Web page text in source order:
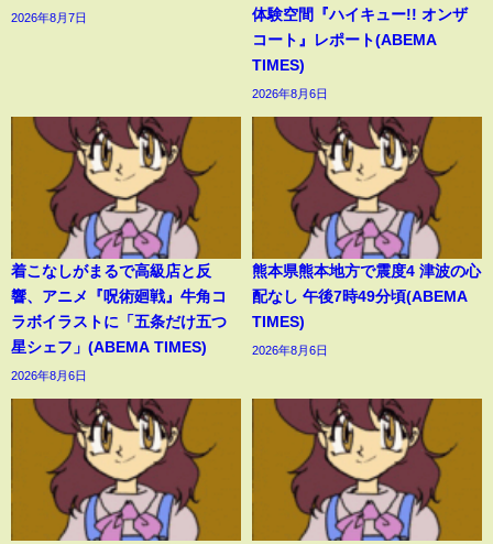
2026年8月7日
体験空間『ハイキュー!! オンザ
コート』レポート(ABEMA
TIMES)
2026年8月6日
着こなしがまるで高級店と反
響、アニメ『呪術廻戦』牛角コ
ラボイラストに「五条だけ五つ
星シェフ」(ABEMA TIMES)
2026年8月6日
熊本県熊本地方で震度4 津波の心
配なし 午後7時49分頃(ABEMA
TIMES)
2026年8月6日